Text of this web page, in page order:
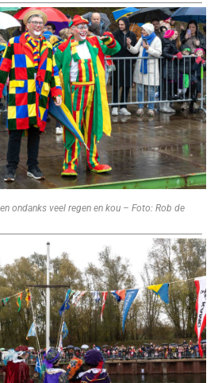
ondanks veel regen en kou – Foto: Rob de